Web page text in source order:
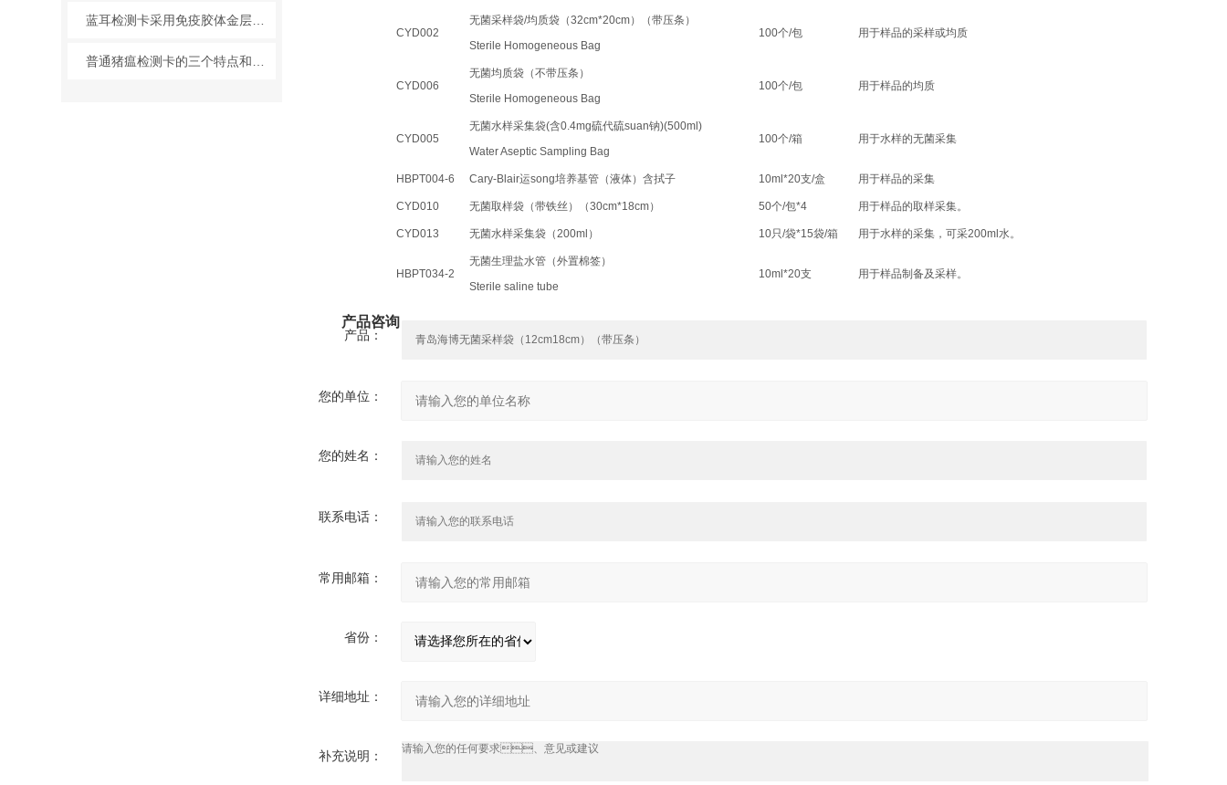
CYD002
无菌采样袋/均质袋（32cm*20cm）（带压条）
Sterile Homogeneous Bag
100个/包 用于样品的采样或均质
CYD006
无菌均质袋（不带压条）
Sterile Homogeneous Bag
100个/包 用于样品的均质
CYD005
无菌水样采集袋(含0.4mg硫代硫suan钠)(500ml)
Water Aseptic Sampling Bag
100个/箱 用于水样的无菌采集
HBPT004-6 Cary-Blair运song培养基管（液体）含拭子 10ml*20支/盒 用于样品的采集
CYD010 无菌取样袋（带铁丝）（30cm*18cm） 50个/包*4 用于样品的取样采集。
CYD013 无菌水样采集袋（200ml） 10只/袋*15袋/箱 用于水样的采集，可采200ml水。
HBPT034-2
无菌生理盐水管（外置棉签）
Sterile saline tube
10ml*20支 用于样品制备及采样。
产品咨询
产品：
您的单位：
您的姓名：
联系电话：
常用邮箱：
省份：
详细地址：
补充说明：